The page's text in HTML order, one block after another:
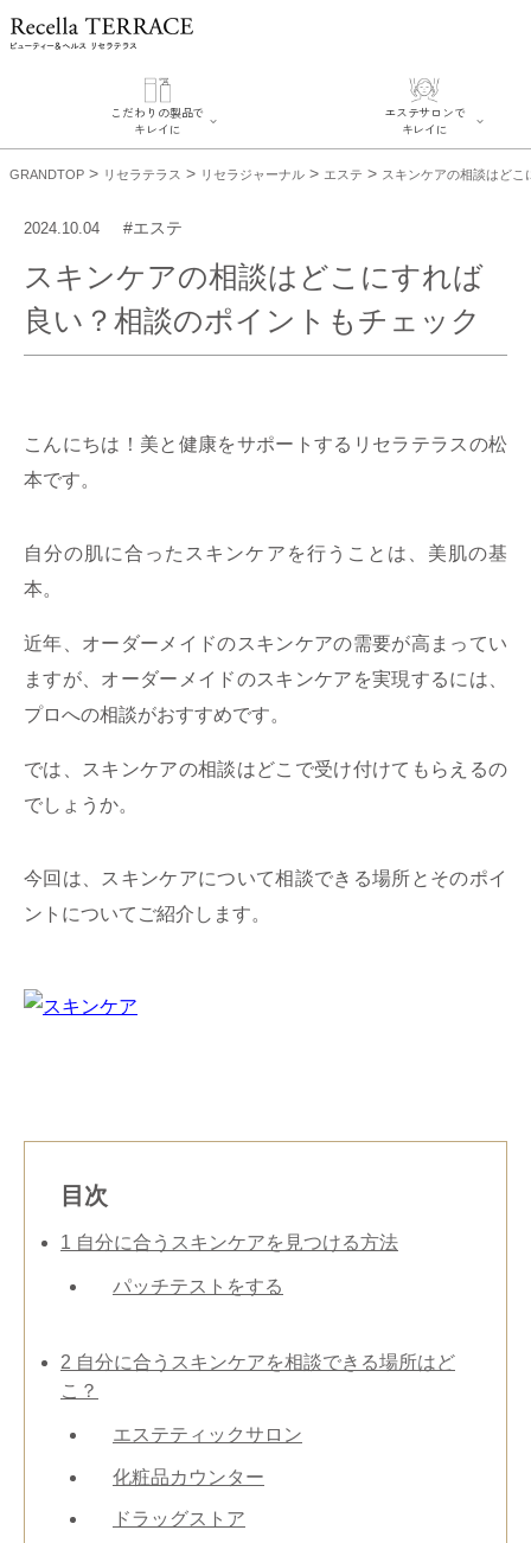
こだわりの製品で
キレイに
SERIES#01 私たちについて
SERIES#02 水へのこだわり
SERIES#03 無添加化粧品につい
エステサロンで
キレイに
探す
肌改善のプロがいるサロンを
GRANDTOP > リセラテラス > リセラジャーナル > エステ > スキンケアの相談はど
2024.10.04 #エステ
スキンケアの相談はどこにすれば
良い？相談のポイントもチェック
こんにちは！美と健康をサポートするリセラテラスの松
本です。
自分の肌に合ったスキンケアを行うことは、美肌の基
本。
近年、オーダーメイドのスキンケアの需要が高まってい
ますが、オーダーメイドのスキンケアを実現するには、
プロへの相談がおすすめです。
では、スキンケアの相談はどこで受け付けてもらえるの
でしょうか。
今回は、スキンケアについて相談できる場所とそのポイ
ントについてご紹介します。
目次
1 自分に合うスキンケアを見つける方法
パッチテストをする
2 自分に合うスキンケアを相談できる場所はど
こ？
エステティックサロン
化粧品カウンター
ドラッグストア